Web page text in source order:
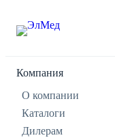
Компания
О компании
Каталоги
Дилерам